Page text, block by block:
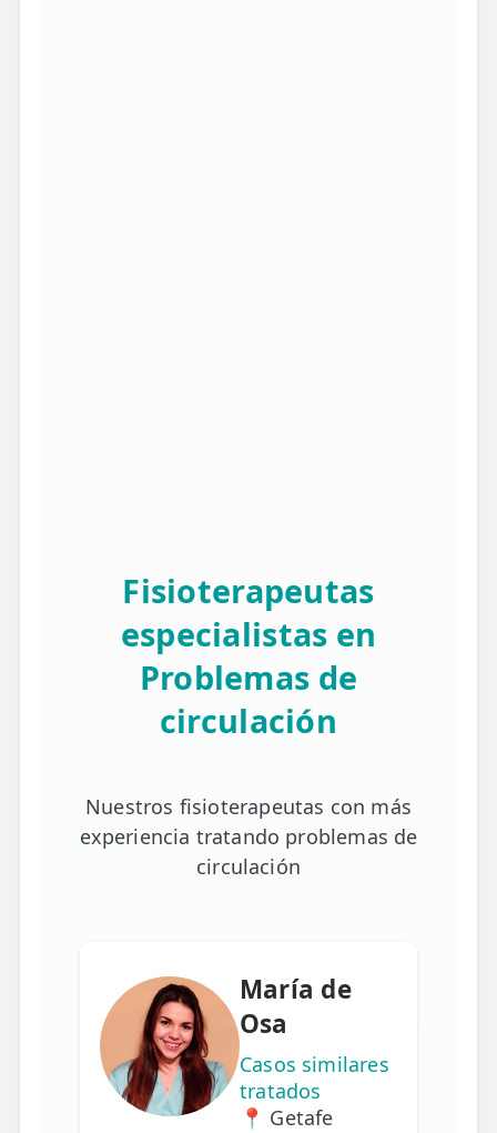
Fisioterapeutas
especialistas en
Problemas de
circulación
Nuestros fisioterapeutas con más
experiencia tratando problemas de
circulación
María de
Osa
Casos similares
tratados
📍 Getafe